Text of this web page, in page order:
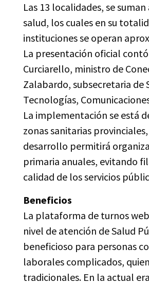
Las 13 localidades, se
salud, los cuales en su
instituciones se operan
La presentación oficial
Curciarello, ministro de
Zalabardo, subsecretaria de
Tecnologías,
La implementación se está
zonas sanitarias
desarrollo permitirá
primaria anuales, evitando
calidad de los servicios
Beneficios
La plataforma de turnos
nivel de atención de Salud
beneficioso para personas
laborales complicados,
tradicionales. En la actual